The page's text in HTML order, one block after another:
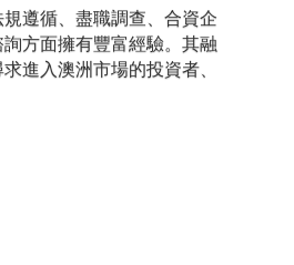
遵循、盡職調查、合資企
方面擁有豐富經驗。其融
進入澳洲市場的投資者、
為有需要的社區提供價值數
於2018至2019年間獲任命為